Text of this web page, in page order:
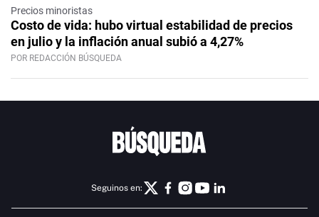
Precios minoristas
Costo de vida: hubo virtual estabilidad de precios
en julio y la inflación anual subió a 4,27%
POR REDACCIÓN BÚSQUEDA
Seguinos en: